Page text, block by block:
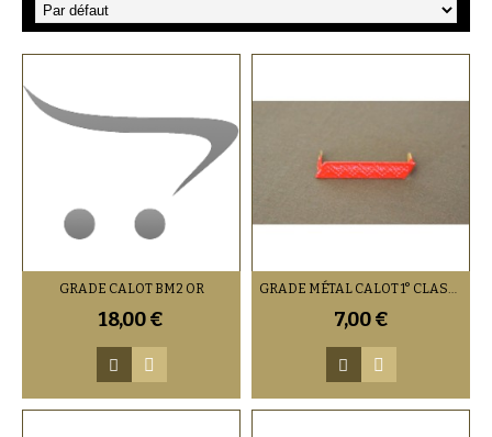
GRADE CALOT BM2 OR
18,00 €
GRADE MÉTAL CALOT 1° CLASSE INFANTERIE
7,00 €